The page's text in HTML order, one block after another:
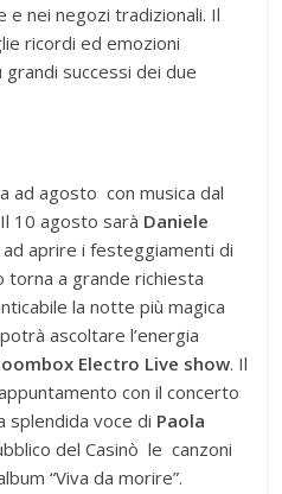
nei negozi tradizionali. Il
ricordi ed emozioni
successi dei due
ad agosto con musica dal
10 agosto sarà Daniele
aprire i festeggiamenti di
a grande richiesta
la notte più magica
ascoltare l’energia
Electro Live show. Il
con il concerto
splendida voce di Paola
del Casinò le canzoni
“Viva da morire”.